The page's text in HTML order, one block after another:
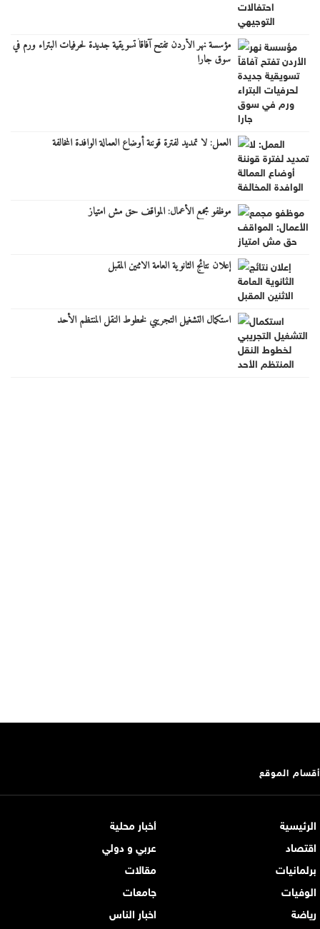
مؤسسة نهر الأردن تفتح آفاقاً تسويقية جديدة لحرفيات البتراء ورم في
سوق جارا
العمل: لا تمديد لفترة قوننة أوضاع العمالة الوافدة المخالفة
موظفو مجمع الأعمال: المواقف حق مش امتياز
إعلان نتائج الثانوية العامة الاثنين المقبل
استكمال التشغيل التجريبي لخطوط النقل المنتظم الأحد
أقسام الموقع
الرئيسية
أخبار محلية
اقتصاد
عربي و دولي
برلمانيات
مقالات
الوفيات
جامعات
رياضة
اخبار الناس